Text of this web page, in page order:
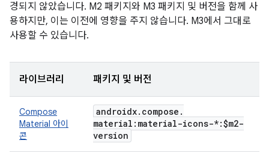
경되지 않았습니다. M2 패키지와 M3 패키지 및 버전을 함께 사
용하지만, 이는 이전에 영향을 주지 않습니다. M3에서 그대로
사용할 수 있습니다.
라이브러리 패키지 및 버전
Compose
Material 아이
콘
androidx. compose .
material:material-icons-*:$m2-
version